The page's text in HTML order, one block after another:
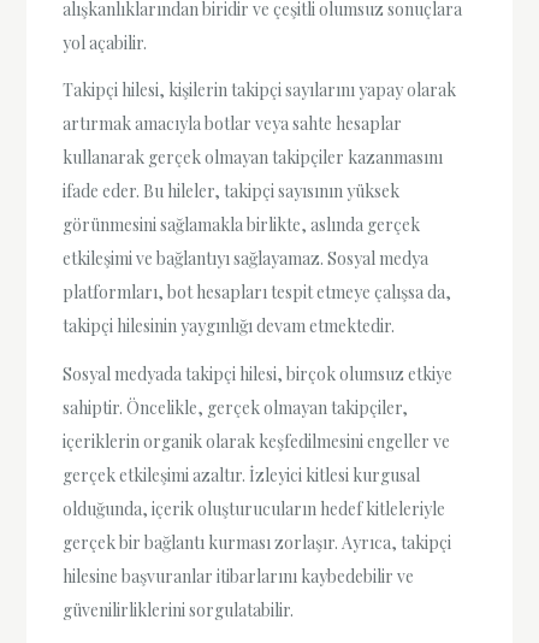
alışkanlıklarından biridir ve çeşitli olumsuz sonuçlara
yol açabilir.
Takipçi hilesi, kişilerin takipçi sayılarını yapay olarak
artırmak amacıyla botlar veya sahte hesaplar
kullanarak gerçek olmayan takipçiler kazanmasını
ifade eder. Bu hileler, takipçi sayısının yüksek
görünmesini sağlamakla birlikte, aslında gerçek
etkileşimi ve bağlantıyı sağlayamaz. Sosyal medya
platformları, bot hesapları tespit etmeye çalışsa da,
takipçi hilesinin yaygınlığı devam etmektedir.
Sosyal medyada takipçi hilesi, birçok olumsuz etkiye
sahiptir. Öncelikle, gerçek olmayan takipçiler,
içeriklerin organik olarak keşfedilmesini engeller ve
gerçek etkileşimi azaltır. İzleyici kitlesi kurgusal
olduğunda, içerik oluşturucuların hedef kitleleriyle
gerçek bir bağlantı kurması zorlaşır. Ayrıca, takipçi
hilesine başvuranlar itibarlarını kaybedebilir ve
güvenilirliklerini sorgulatabilir.